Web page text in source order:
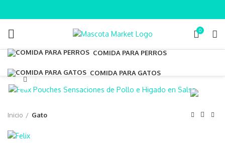
0
COMIDA PARA PERROS
COMIDA PARA GATOS
Inicio Gato